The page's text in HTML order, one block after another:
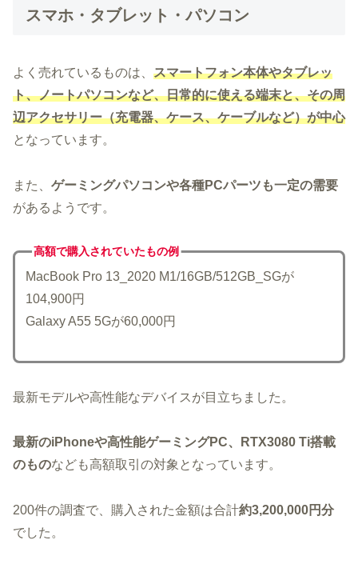
スマホ・タブレット・パソコン
よく売れているものは、 スマートフォン本体やタブレッ
ト、ノートパソコンなど、日常的に使える端末と、その周
辺アクセサリー（充電器、ケース、ケーブルなど）が中心
となっています。
また、 ゲーミングパソコンや各種PCパーツも一定の需要
があるようです。
高額で購入されていたもの例
MacBook Pro 13_2020 M1/16GB/512GB_SGが
104,900円
Galaxy A55 5Gが60,000円
最新モデルや高性能なデバイスが目立ちました。
最新のiPhoneや高性能ゲーミングPC、RTX3080 Ti搭載
のものなども高額取引の対象となっています。
200件の調査で、購入された金額は合計約3,200,000円分
でした。